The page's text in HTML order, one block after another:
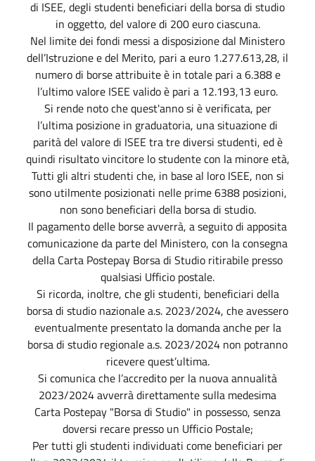
di ISEE, degli studenti beneficiari della borsa di studio
in oggetto, del valore di 200 euro ciascuna.
Nel limite dei fondi messi a disposizione dal Ministero
dell’Istruzione e del Merito, pari a euro 1.277.613,28, il
numero di borse attribuite è in totale pari a 6.388 e
l’ultimo valore ISEE valido è pari a 12.193,13 euro.
Si rende noto che quest'anno si è verificata, per
l’ultima posizione in graduatoria, una situazione di
parità del valore di ISEE tra tre diversi studenti, ed è
quindi risultato vincitore lo studente con la minore età,
Tutti gli altri studenti che, in base al loro ISEE, non si
sono utilmente posizionati nelle prime 6388 posizioni,
non sono beneficiari della borsa di studio.
Il pagamento delle borse avverrà, a seguito di apposita
comunicazione da parte del Ministero, con la consegna
della Carta Postepay Borsa di Studio ritirabile presso
qualsiasi Ufficio postale.
Si ricorda, inoltre, che gli studenti, beneficiari della
borsa di studio nazionale a.s. 2023/2024, che avessero
eventualmente presentato la domanda anche per la
borsa di studio regionale a.s. 2023/2024 non potranno
ricevere quest’ultima.
Si comunica che l’accredito per la nuova annualità
2023/2024 avverrà direttamente sulla medesima
Carta Postepay "Borsa di Studio" in possesso, senza
doversi recare presso un Ufficio Postale;
Per tutti gli studenti individuati come beneficiari per